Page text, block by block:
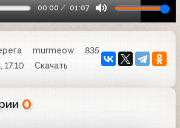
00:00 01:07
murmeow
835
17:10
Скачать
0